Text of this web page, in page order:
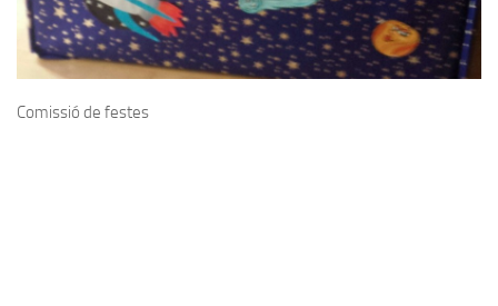
Comissió de festes